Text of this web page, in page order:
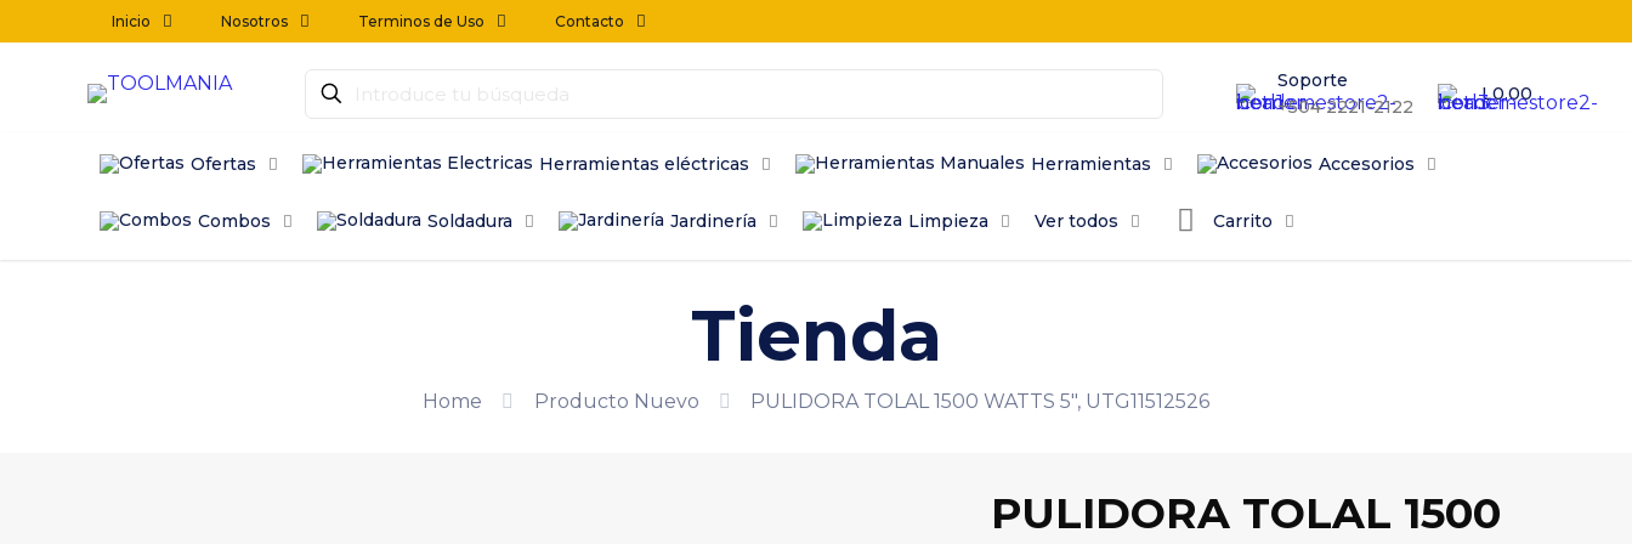
Inicio Nosotros Terminos de Uso Contacto
Soporte
+504 2221-2122
L0.00
Ofertas Herramientas eléctricas Herramientas Accesorios
Combos Soldadura Jardinería Limpieza Ver todos Carrito
Tienda
Home Producto Nuevo PULIDORA TOLAL 1500 WATTS 5″, UTG11512526
PULIDORA TOLAL 1500